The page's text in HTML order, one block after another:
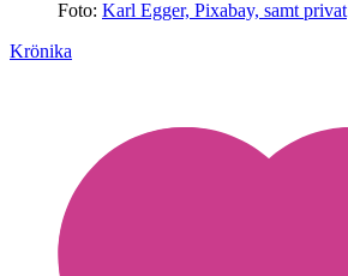
Foto: Karl Egger, Pixabay, samt privat
Krönika